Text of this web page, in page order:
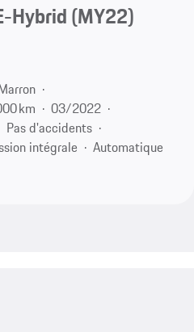
Hybrid (MY22)
km
03/2022
Pas d'accidents
intégrale
Automatique